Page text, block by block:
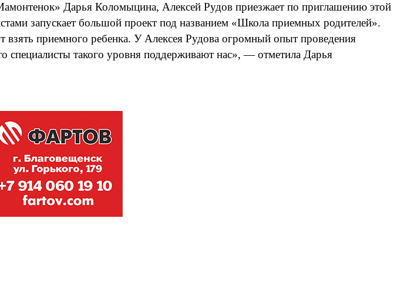
Дарья Коломыцина, Алексей Рудов приезжает по приглашению этой
запускает большой проект под названием «Школа приемных родителей».
приемного ребенка. У Алексея Рудова огромный опыт проведения
такого уровня поддерживают нас», — отметила Дарья